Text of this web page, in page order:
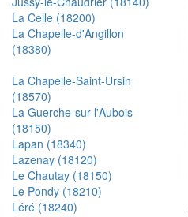
La Celle (18200)
La Chapelle-d'Angillon
(18380)
La Chapelle-Saint-Ursin
(18570)
La Guerche-sur-l'Aubois
(18150)
Lapan (18340)
Lazenay (18120)
Le Chautay (18150)
Le Pondy (18210)
Léré (18240)